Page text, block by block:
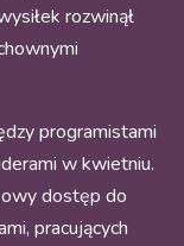
rozwinął
programistami
w kwietniu.
dostęp do
pracujących